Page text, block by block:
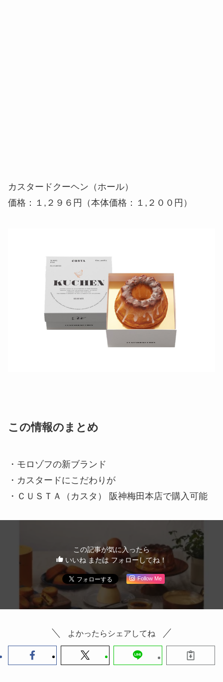
カスタードクーヘン（ホール）
価格：１,２９６円（本体価格：１,２００円）
この情報のまとめ
・モロゾフの新ブランド
・カスタードにこだわりが
・ＣＵＳＴＡ（カスタ） 阪神梅田本店で購入可能
この記事が気に入ったら
いいね または フォローしてね！
Follow Me
よかったらシェアしてね